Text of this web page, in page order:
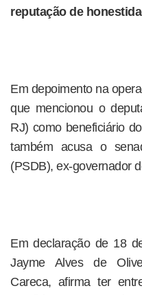
reputação de
Em depoimento na
que mencionou o
RJ) como beneficiário
também acusa o
(PSDB), ex-governador
Em declaração de 18
Jayme Alves de
Careca, afirma ter